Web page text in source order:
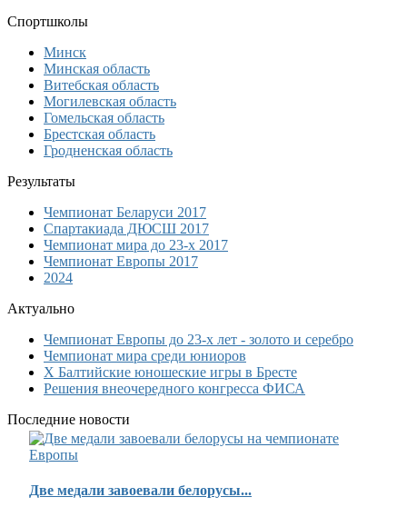
Спортшколы
Минск
Минская область
Витебская область
Могилевская область
Гомельская область
Брестская область
Гродненская область
Результаты
Чемпионат Беларуси 2017
Спартакиада ДЮСШ 2017
Чемпионат мира до 23-х 2017
Чемпионат Европы 2017
2024
Актуально
Чемпионат Европы до 23-х лет - золото и серебро
Чемпионат мира среди юниоров
Х Балтийские юношеские игры в Бресте
Решения внеочередного конгресса ФИСА
Последние новости
Две медали завоевали белорусы...